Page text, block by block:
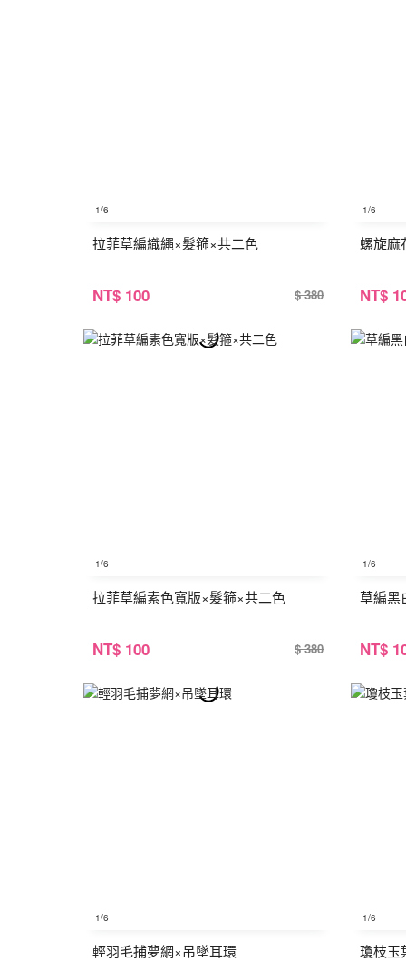
1/6
拉菲草編織繩×髮箍×共二色
NT$ 100 $ 380
1/6
螺旋麻
NT$
1/6
拉菲草編素色寬版×髮箍×共二色
NT$ 100 $ 380
1/6
草編黑
NT$
1/6
輕羽毛捕夢網×吊墜耳環
1/6
瓊枝玉